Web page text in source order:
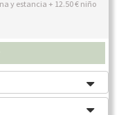
y estancia + 12.50 € niño